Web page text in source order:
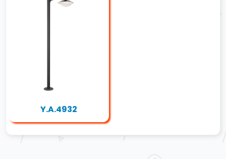
Y.A.4932